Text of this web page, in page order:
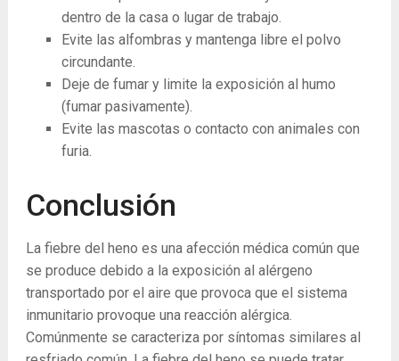
dentro de la casa o lugar de trabajo.
Evite las alfombras y mantenga libre el polvo
circundante.
Deje de fumar y limite la exposición al humo
(fumar pasivamente).
Evite las mascotas o contacto con animales con
furia.
Conclusión
La fiebre del heno es una afección médica común que
se produce debido a la exposición al alérgeno
transportado por el aire que provoca que el sistema
inmunitario provoque una reacción alérgica.
Comúnmente se caracteriza por síntomas similares al